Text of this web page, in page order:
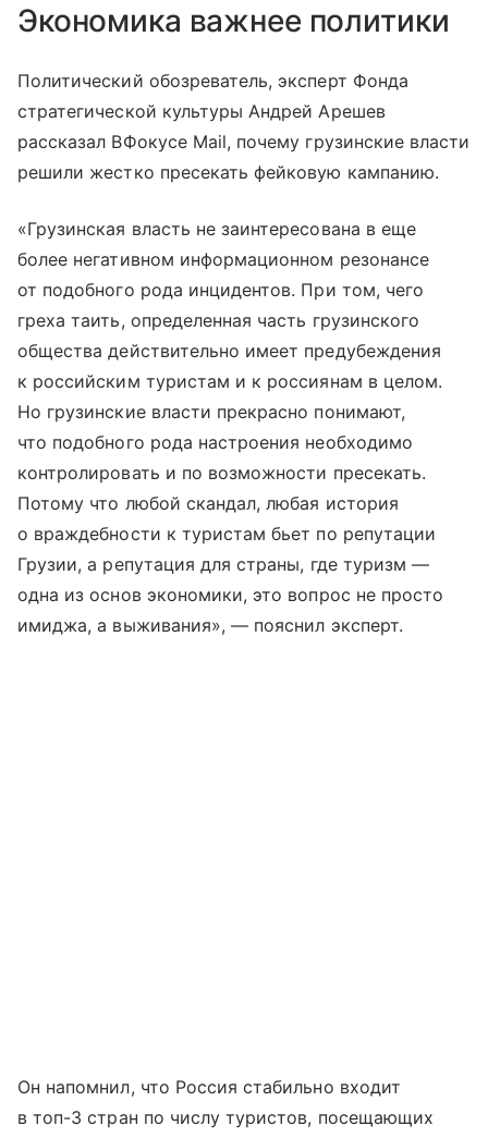
Экономика важнее политики
Политический обозреватель, эксперт Фонда
стратегической культуры Андрей Арешев
рассказал ВФокусе Mail, почему грузинские власти
решили жестко пресекать фейковую кампанию.
«Грузинская власть не заинтересована в еще
более негативном информационном резонансе
от подобного рода инцидентов. При том, чего
греха таить, определенная часть грузинского
общества действительно имеет предубеждения
к российским туристам и к россиянам в целом.
Но грузинские власти прекрасно понимают,
что подобного рода настроения необходимо
контролировать и по возможности пресекать.
Потому что любой скандал, любая история
о враждебности к туристам бьет по репутации
Грузии, а репутация для страны, где туризм —
одна из основ экономики, это вопрос не просто
имиджа, а выживания», — пояснил эксперт.
Он напомнил, что Россия стабильно входит
в топ-3 стран по числу туристов, посещающих